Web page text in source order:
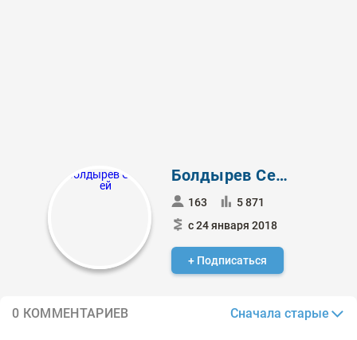
Болдырев Сергей
163
5 871
с 24 января 2018
+ Подписаться
0 КОММЕНТАРИЕВ Сначала старые